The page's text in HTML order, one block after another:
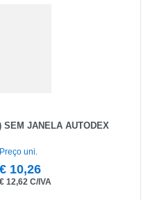
SEM JANELA AUTODEX
Preço uni.
€ 10,26
€ 12,62 C/IVA